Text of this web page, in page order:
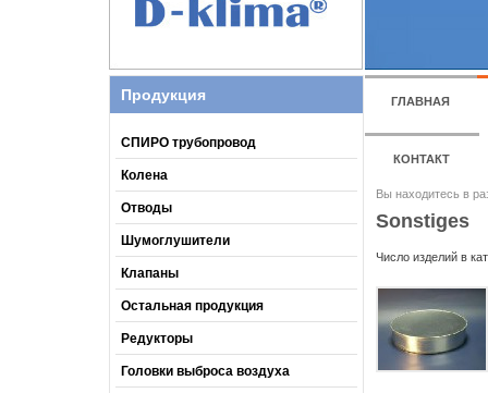
ГЛАВНАЯ
КОНТАКТ
Вы находитесь в
Sonstiges
Число изделий в
Продукция
СПИРО трубопровод
Колена
Отводы
Шумоглушители
Клапаны
Остальная продукция
Редукторы
Головки выброса воздуха